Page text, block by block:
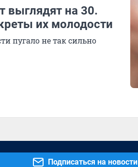
на 30.
их молодости
пугало не так сильно
Подписаться на новости